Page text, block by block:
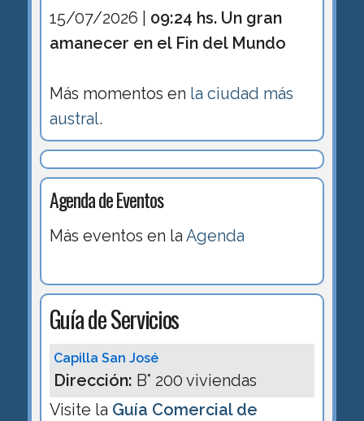
15/07/2026 | 09:24 hs. Un gran
amanecer en el Fin del Mundo
Más momentos en la ciudad más
austral.
Agenda de Eventos
Más eventos en la Agenda
Guía de Servicios
Capilla San José
Dirección: B° 200 viviendas
Visite la Guía Comercial de